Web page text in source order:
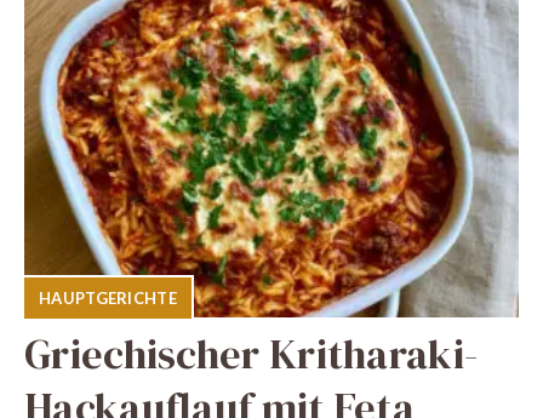
HAUPTGERICHTE
Griechischer Kritharaki-
Hackauflauf mit Feta